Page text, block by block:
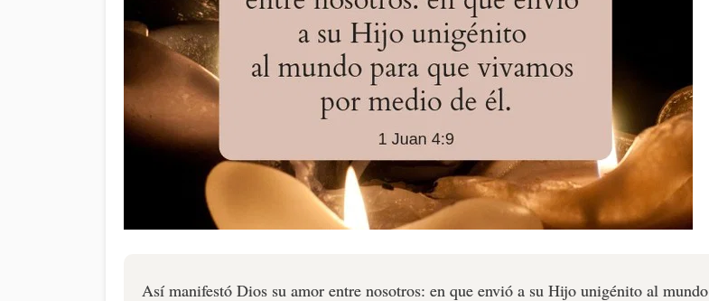
Así manifestó Dios su amor entre nosotros: en que envió a su Hijo unigénito al mundo